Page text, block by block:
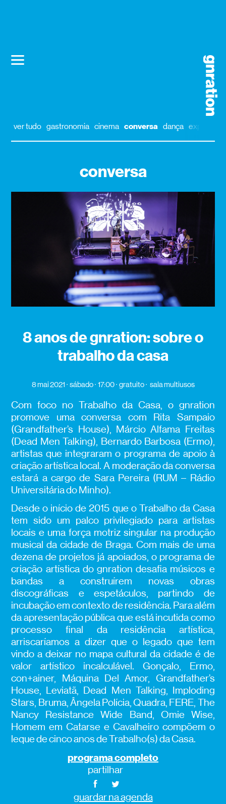
ver tudo gastronomia cinema conversa dança exposição
conversa
8 anos de gnration: sobre o
trabalho da casa
8 mai 2021 sábado 17:00 gratuito sala multiusos
Com foco no Trabalho da Casa, o gnration
promove uma conversa com Rita Sampaio
(Grandfather’s House), Márcio Alfama Freitas
(Dead Men Talking), Bernardo Barbosa (Ermo),
artistas que integraram o programa de apoio à
criação artística local. A moderação da conversa
estará a cargo de Sara Pereira (RUM – Rádio
Universitária do Minho).
Desde o início de 2015 que o Trabalho da Casa
tem sido um palco privilegiado para artistas
locais e uma força motriz singular na produção
musical da cidade de Braga. Com mais de uma
dezena de projetos já apoiados, o programa de
criação artística do gnration desafia músicos e
bandas a construírem novas obras
discográficas e espetáculos, partindo de
incubação em contexto de residência. Para além
da apresentação pública que está incutida como
processo final da residência artística,
arriscaríamos a dizer que o legado que tem
vindo a deixar no mapa cultural da cidade é de
valor artístico incalculável. Gonçalo, Ermo,
con+ainer, Máquina Del Amor, Grandfather’s
House, Leviatã, Dead Men Talking, Imploding
Stars, Bruma, Ângela Polícia, Quadra, FERE, The
Nancy Resistance Wide Band, Omie Wise,
Homem em Catarse e Cavalheiro compõem o
leque de cinco anos de Trabalho(s) da Casa.
programa completo
partilhar
guardar na agenda